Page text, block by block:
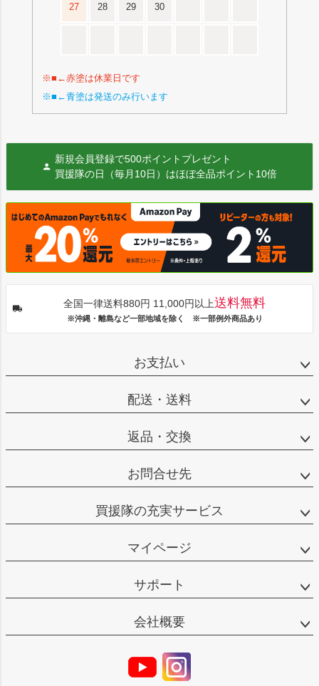
27 28 29 30
※■←赤塗は休業日です
※■←青塗は発送のみ行います
新規会員登録で500ポイントプレゼント
買援隊の日（毎月10日）はほぼ全品ポイント10倍
全国一律送料880円 11,000円以上送料無料
※沖縄・離島など一部地域を除く ※一部例外商品あり
お支払い
配送・送料
返品・交換
お問合せ先
買援隊の充実サービス
マイページ
サポート
会社概要